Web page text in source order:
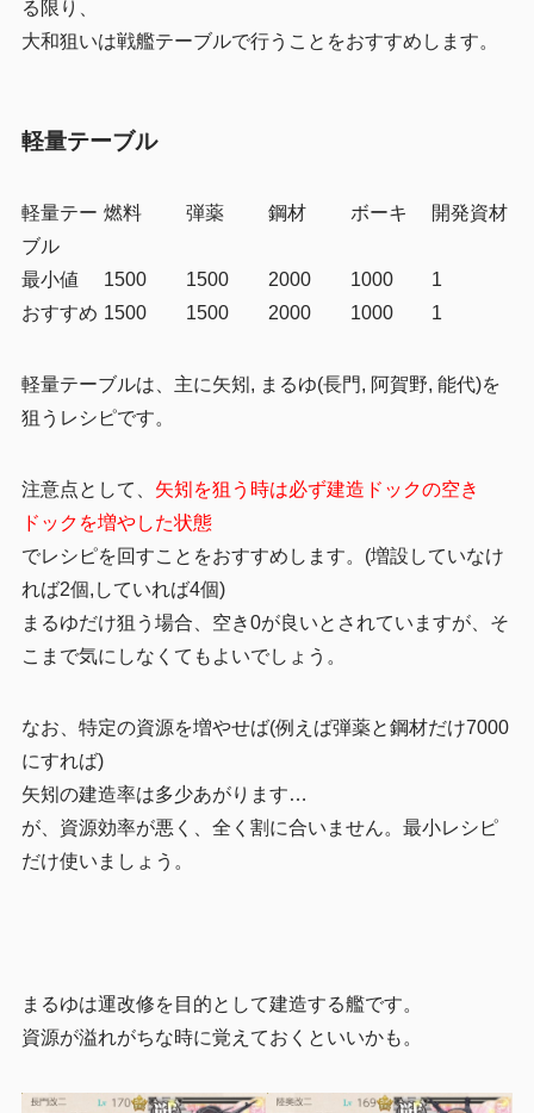
る限り、
大和狙いは戦艦テーブルで行うことをおすすめします。
軽量テーブル
軽量テー
ブル
燃料 弾薬 鋼材 ボーキ 開発資材
最小値 1500 1500 2000 1000
1
おすすめ 1500 1500 2000 1000 1
軽量テーブルは、主に矢矧, まるゆ(長門, 阿賀野, 能代)を
狙うレシピです。
注意点として、 矢矧を狙う時は必ず建造ドックの空き
ドックを増やした状態
でレシピを回すことをおすすめします。(増設していなけ
れば2個,していれば4個)
まるゆだけ狙う場合、空き0が良いとされていますが、そ
こまで気にしなくてもよいでしょう。
なお、特定の資源を増やせば(例えば弾薬と鋼材だけ7000
にすれば)
矢矧の建造率は多少あがります…
が、資源効率が悪く、全く割に合いません。最小レシピ
だけ使いましょう。
まるゆは運改修を目的として建造する艦です。
資源が溢れがちな時に覚えておくといいかも。